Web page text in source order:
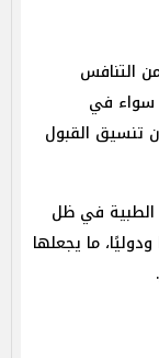
التنافس
سواء في
تنسيق القبول
الطبية في ظل
ما يجعلها